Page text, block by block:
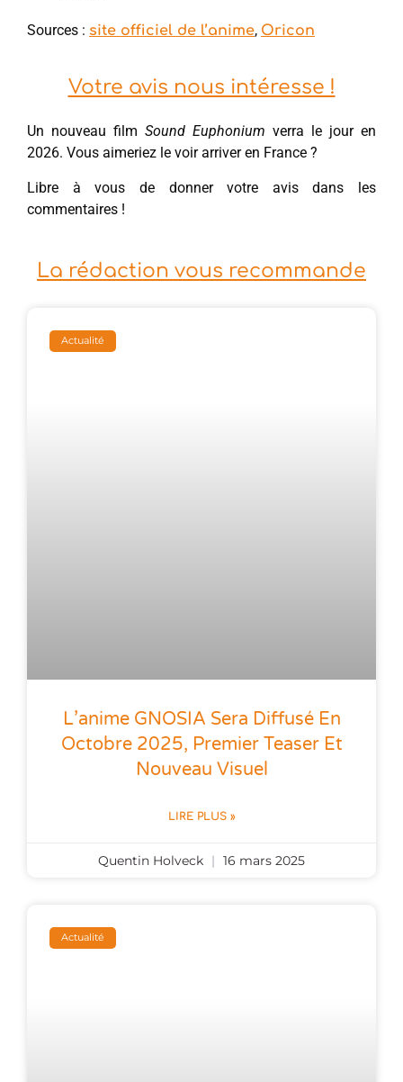
Sources : site officiel de l’anime, Oricon
Votre avis nous intéresse !
Un nouveau film Sound Euphonium verra le jour en
2026. Vous aimeriez le voir arriver en France ?
Libre à vous de donner votre avis dans les
commentaires !
La rédaction vous recommande
Actualité
L’anime GNOSIA Sera Diffusé En
Octobre 2025, Premier Teaser Et
Nouveau Visuel
LIRE PLUS »
Quentin Holveck 16 mars 2025
Actualité